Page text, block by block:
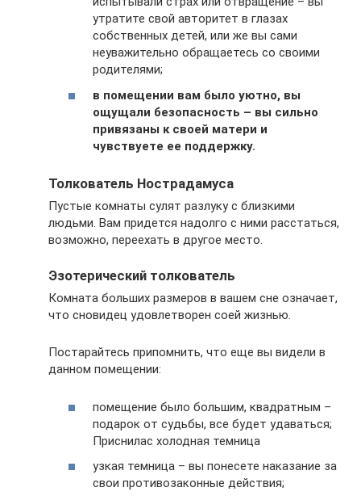
утратите свой авторитет в глазах
собственных детей, или же вы сами
неуважительно обращаетесь со своими
родителями;
в помещении вам было уютно, вы
ощущали безопасность – вы сильно
привязаны к своей матери и
чувствуете ее поддержку.
Толкователь Нострадамуса
Пустые комнаты сулят разлуку с близкими
людьми. Вам придется надолго с ними расстаться,
возможно, переехать в другое место.
Эзотерический толкователь
Комната больших размеров в вашем сне означает,
что сновидец удовлетворен соей жизнью.
Постарайтесь припомнить, что еще вы видели в
данном помещении:
помещение было большим, квадратным –
подарок от судьбы, все будет удаваться;
Приснилас холодная темница
узкая темница – вы понесете наказание за
свои противозаконные действия;